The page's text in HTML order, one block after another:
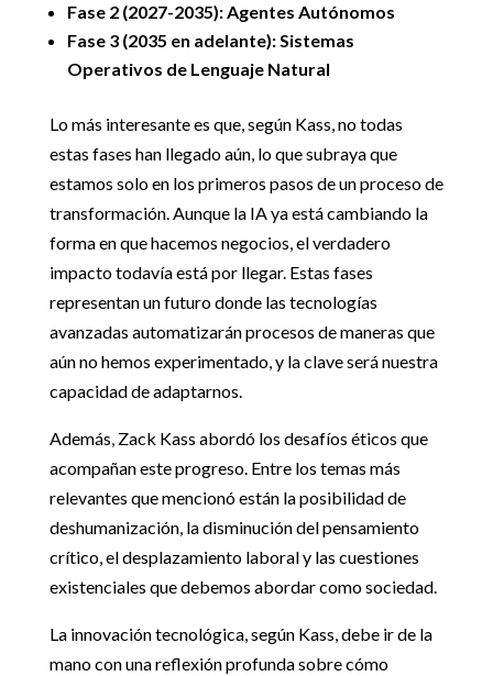
Fase 2 (2027-2035): Agentes Autónomos
Fase 3 (2035 en adelante): Sistemas
Operativos de Lenguaje Natural
Lo más interesante es que, según Kass, no todas
estas fases han llegado aún, lo que subraya que
estamos solo en los primeros pasos de un proceso de
transformación. Aunque la IA ya está cambiando la
forma en que hacemos negocios, el verdadero
impacto todavía está por llegar. Estas fases
representan un futuro donde las tecnologías
avanzadas automatizarán procesos de maneras que
aún no hemos experimentado, y la clave será nuestra
capacidad de adaptarnos.
Además, Zack Kass abordó los desafíos éticos que
acompañan este progreso. Entre los temas más
relevantes que mencionó están la posibilidad de
deshumanización, la disminución del pensamiento
crítico, el desplazamiento laboral y las cuestiones
existenciales que debemos abordar como sociedad.
La innovación tecnológica, según Kass, debe ir de la
mano con una reflexión profunda sobre cómo